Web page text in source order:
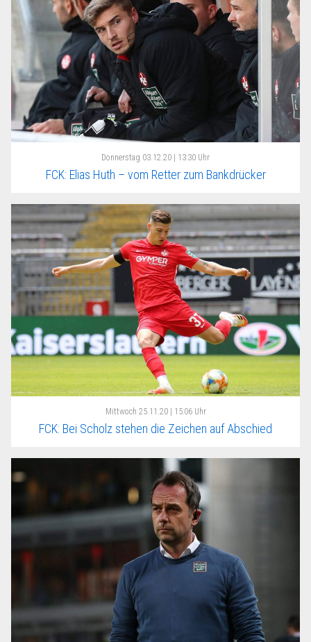
Donnerstag 03.12.20 | 13:30 Uhr
FCK: Elias Huth – vom Retter zum Bankdrücker
Mittwoch 25.11.20 | 15:06 Uhr
FCK: Bei Scholz stehen die Zeichen auf Abschied